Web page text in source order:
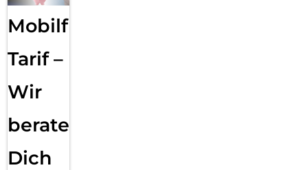
Mobilfunk
Tarif –
Wir
beraten
Dich